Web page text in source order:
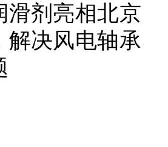
滑剂亮相北京
解决风电轴承